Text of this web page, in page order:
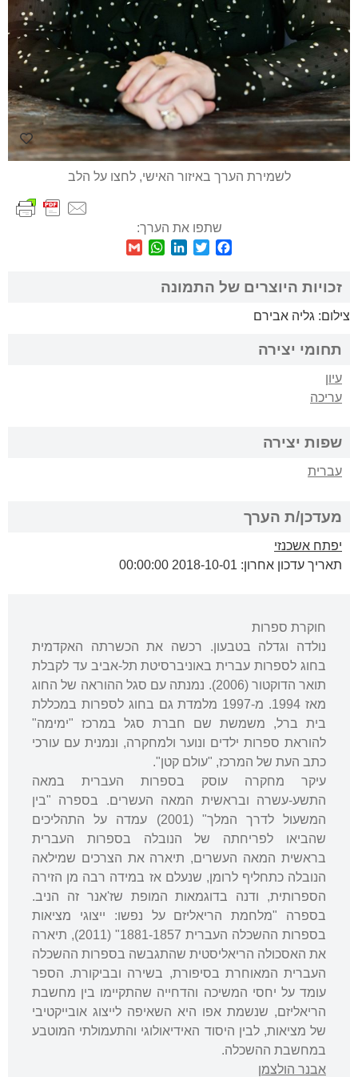
לשמירת הערך באיזור האישי, לחצו על הלב
שתפו את הערך:
Facebook
Twitter
LinkedIn
WhatsApp
זכויות היוצרים של התמונה
צילום: גליה אבירם
תחומי יצירה
עיון
עריכה
שפות יצירה
עברית
מעדכן/ת הערך
יפתח אשכנזי
תאריך עדכון אחרון: 2018-10-01 00:00:00
חוקרת ספרות
נולדה וגדלה בטבעון. רכשה את הכשרתה האקדמית
בחוג לספרות עברית באוניברסיטת תל-אביב עד לקבלת
תואר הדוקטור (2006). נמנתה עם סגל ההוראה של החוג
מאז 1994. מ-1997 מלמדת גם בחוג לספרות במכללת
בית ברל, משמשת שם חברת סגל במרכז "ימימה"
להוראת ספרות ילדים ונוער ולמחקרה, ונמנית עם עורכי
כתב העת של המרכז, "עולם קטן".
עיקר מחקרה עוסק בספרות העברית במאה
התשע-עשרה ובראשית המאה העשרים. בספרה "בין
המשעול לדרך המלך" (2001) עמדה על התהליכים
שהביאו לפריחתה של הנובלה בספרות העברית
בראשית המאה העשרים, תיארה את הצרכים שמילאה
הנובלה כתחליף לרומן, שנעלם אז במידה רבה מן הזירה
הספרותית, ודנה בדוגמאות המופת שז'אנר זה הניב.
בספרה "מלחמת הריאליזם על נפשו: ייצוגי מציאות
בספרות ההשכלה העברית 1881-1857" (2011), תיארה
את האסכולה הריאליסטית שהתגבשה בספרות ההשכלה
העברית המאוחרת בסיפורת, בשירה ובביקורת. הספר
עומד על יחסי המשיכה והדחייה שהתקיימו בין מחשבת
הריאליזם, שנשמת אפו היא השאיפה לייצוג אובייקטיבי
של מציאות, לבין היסוד האידיאולוגי והתעמולתי המוטבע
במחשבת ההשכלה.
אבנר הולצמן